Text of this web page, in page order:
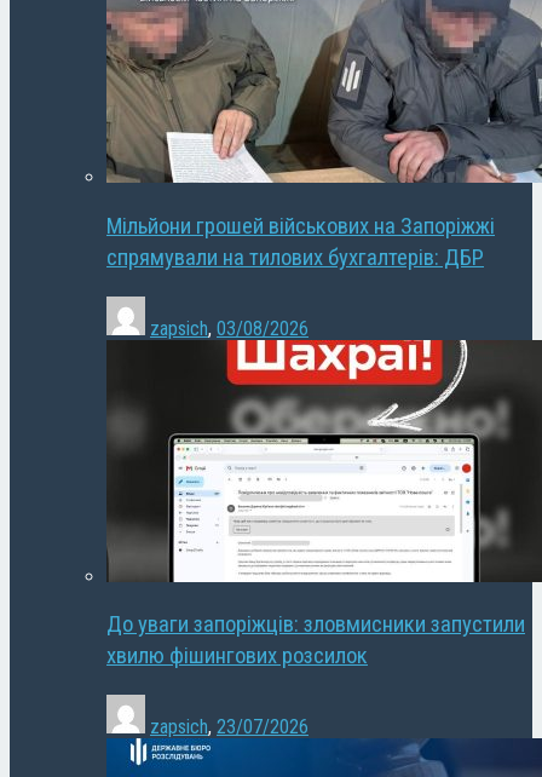
Мільйони грошей військових на Запоріжжі
спрямували на тилових бухгалтерів: ДБР
zapsich, 03/08/2026
До уваги запоріжців: зловмисники запустили
хвилю фішингових розсилок
zapsich, 23/07/2026